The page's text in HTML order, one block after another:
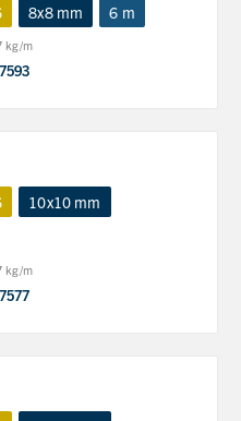
8x8 mm 6 m
kg/m
10x10 mm
kg/m